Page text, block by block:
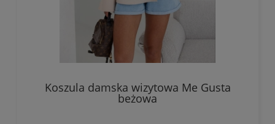
Koszula damska wizytowa Me Gusta
beżowa